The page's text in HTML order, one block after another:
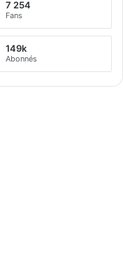
7 254
Fans
149k
Abonnés